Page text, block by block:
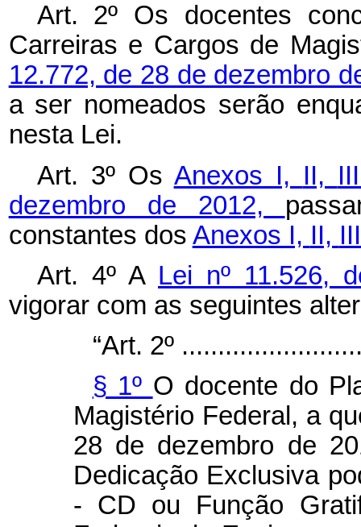
Art. 2º Os docentes
Carreiras e Cargos de
12.772, de 28 de dezembro
a ser nomeados serão
nesta Lei.
Art. 3º Os Anexos I, II,
dezembro de 2012,
constantes dos Anexos I, II,
Art. 4º A Lei nº 11.526,
vigorar com as seguintes
“Art. 2º
§ 1º O docente do
Magistério Federal, a
28 de dezembro de
Dedicação Exclusiva
- CD ou Função